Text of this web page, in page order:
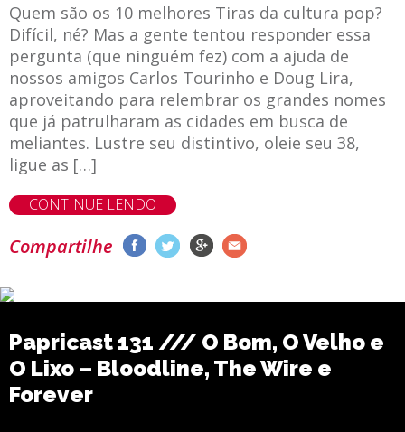
Quem são os 10 melhores Tiras da cultura pop?
Difícil, né? Mas a gente tentou responder essa
pergunta (que ninguém fez) com a ajuda de
nossos amigos Carlos Tourinho e Doug Lira,
aproveitando para relembrar os grandes nomes
que já patrulharam as cidades em busca de
meliantes. Lustre seu distintivo, oleie seu 38,
ligue as […]
CONTINUE LENDO
Compartilhe
Papricast 131 /// O Bom, O Velho e
O Lixo – Bloodline, The Wire e
Forever